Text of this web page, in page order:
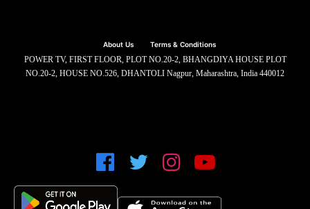
About Us Terms & Conditions
POWER TV, FIRST FLOOR, PLOT NO.20-2, BHANGDIYA HOUSE PLOT
NO.20-2, HOUSE NO.526, DHANTOLI Nagpur, Maharashtra, India 440012